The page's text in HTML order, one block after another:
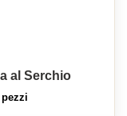
al Serchio